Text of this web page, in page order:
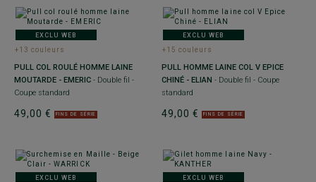
EXCLU WEB
+13 couleurs
PULL COL ROULÉ HOMME LAINE
MOUTARDE - EMERIC - Double fil -
Coupe standard
49,00 € FINS DE SÉRIE
EXCLU WEB
+15 couleurs
PULL HOMME LAINE COL V EPICE
CHINÉ - ELIAN - Double fil - Coupe
standard
49,00 € FINS DE SÉRIE
EXCLU WEB EXCLU WEB